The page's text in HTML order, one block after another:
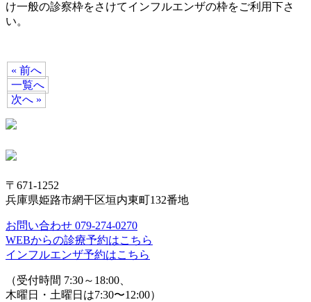
け一般の診察枠をさけてインフルエンザの枠をご利用下さ
い。
« 前へ
一覧へ
次へ »
〒671-1252
兵庫県姫路市網干区垣内東町132番地
お問い合わせ 079-274-0270
WEBからの診療予約はこちら
インフルエンザ予約はこちら
（受付時間 7:30～18:00、
木曜日・土曜日は7:30〜12:00）